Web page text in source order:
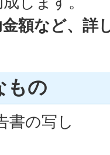
額など、詳
もの
書の写し